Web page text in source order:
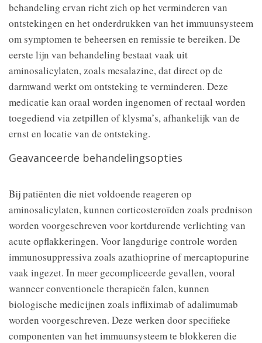
behandeling ervan richt zich op het verminderen van
ontstekingen en het onderdrukken van het immuunsysteem
om symptomen te beheersen en remissie te bereiken. De
eerste lijn van behandeling bestaat vaak uit
aminosalicylaten, zoals mesalazine, dat direct op de
darmwand werkt om ontsteking te verminderen. Deze
medicatie kan oraal worden ingenomen of rectaal worden
toegediend via zetpillen of klysma’s, afhankelijk van de
ernst en locatie van de ontsteking.
Geavanceerde behandelingsopties
Bij patiënten die niet voldoende reageren op
aminosalicylaten, kunnen corticosteroïden zoals prednison
worden voorgeschreven voor kortdurende verlichting van
acute opflakkeringen. Voor langdurige controle worden
immunosuppressiva zoals azathioprine of mercaptopurine
vaak ingezet. In meer gecompliceerde gevallen, vooral
wanneer conventionele therapieën falen, kunnen
biologische medicijnen zoals infliximab of adalimumab
worden voorgeschreven. Deze werken door specifieke
componenten van het immuunsysteem te blokkeren die